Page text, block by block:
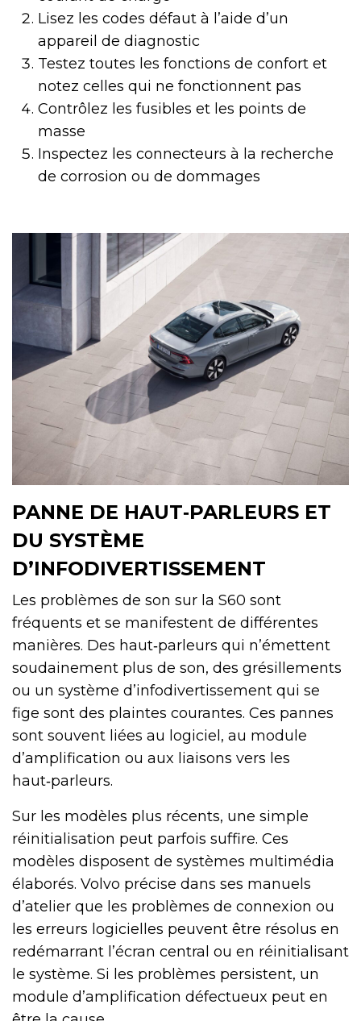
Lisez les codes défaut à l’aide d’un
appareil de diagnostic
Testez toutes les fonctions de confort et
notez celles qui ne fonctionnent pas
Contrôlez les fusibles et les points de
masse
Inspectez les connecteurs à la recherche
de corrosion ou de dommages
PANNE DE HAUT‑PARLEURS ET
DU SYSTÈME
D’INFODIVERTISSEMENT
Les problèmes de son sur la S60 sont
fréquents et se manifestent de différentes
manières. Des haut‑parleurs qui n’émettent
soudainement plus de son, des grésillements
ou un système d’infodivertissement qui se
fige sont des plaintes courantes. Ces pannes
sont souvent liées au logiciel, au module
d’amplification ou aux liaisons vers les
haut‑parleurs.
Sur les modèles plus récents, une simple
réinitialisation peut parfois suffire. Ces
modèles disposent de systèmes multimédia
élaborés. Volvo précise dans ses manuels
d’atelier que les problèmes de connexion ou
les erreurs logicielles peuvent être résolus en
redémarrant l’écran central ou en réinitialisant
le système. Si les problèmes persistent, un
module d’amplification défectueux peut en